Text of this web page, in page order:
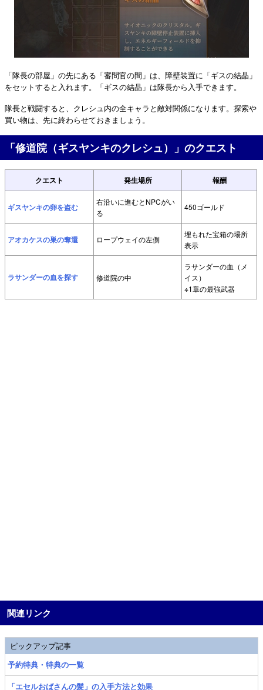
「隊長の部屋」の先にある「審問官の間」は、障壁装置に「ギスの結晶」
をセットすると入れます。「ギスの結晶」は隊長から入手できます。
隊長と戦闘すると、クレシュ内の全キャラと敵対関係になります。探索や
買い物は、先に終わらせておきましょう。
「修道院（ギスヤンキのクレシュ）」のクエスト
クエスト 発生場所 報酬
ギスヤンキの卵を盗む
右沿いに進むとNPCがい
る
450ゴールド
アオカケスの巣の奪還 ロープウェイの左側
埋もれた宝箱の場所
表示
ラサンダーの血を探す 修道院の中
ラサンダーの血（メ
イス）
※1章の最強武器
関連リンク
ピックアップ記事
予約特典・特典の一覧
「エセルおばさんの髪」の入手方法と効果